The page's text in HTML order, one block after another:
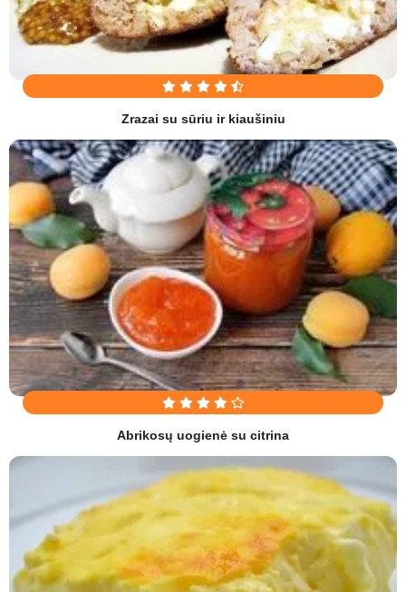
Zrazai su sūriu ir kiaušiniu
Abrikosų uogienė su citrina